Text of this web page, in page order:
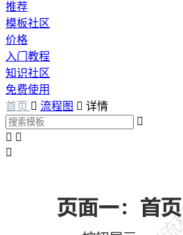
推荐
模板社区
价格
入门教程
知识社区
免费使用
首页  流程图  详情

 
